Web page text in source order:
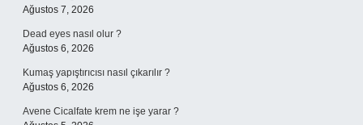
Ağustos 7, 2026
Dead eyes nasıl olur ?
Ağustos 6, 2026
Kumaş yapıştırıcısı nasıl çıkarılır ?
Ağustos 6, 2026
Avene Cicalfate krem ne işe yarar ?